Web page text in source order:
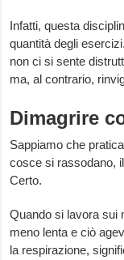
Infatti, questa
quantità degli
non ci si sente
ma, al contrario,
Dimagrire
Sappiamo che
cosce si rassodano,
Certo.
Quando si lavora sui
meno lenta e ciò
la respirazione,